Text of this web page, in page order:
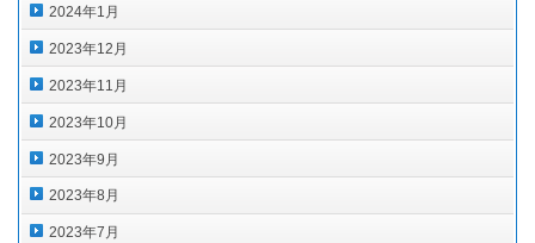
2024年1月
2023年12月
2023年11月
2023年10月
2023年9月
2023年8月
2023年7月